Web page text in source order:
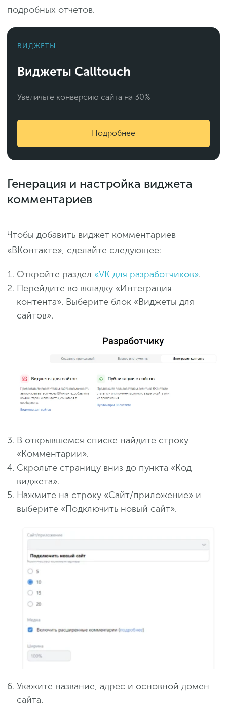
подробных отчетов.
ВИДЖЕТЫ
Виджеты Calltouch
Увеличьте конверсию сайта на 30%
Подробнее
Генерация и настройка виджета
комментариев
Чтобы добавить виджет комментариев
«ВКонтакте», сделайте следующее:
Откройте раздел «VK для разработчиков».
Перейдите во вкладку «Интеграция
контента». Выберите блок «Виджеты для
сайтов».
В открывшемся списке найдите строку
«Комментарии».
Скрольте страницу вниз до пункта «Код
виджета».
Нажмите на строку «Сайт/приложение» и
выберите «Подключить новый сайт».
Укажите название, адрес и основной домен
сайта.